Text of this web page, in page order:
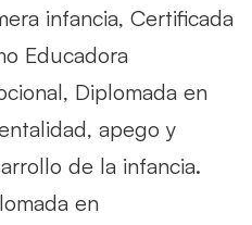
infancia, Certificada
Educadora
Diplomada en
apego y
de la infancia.
en